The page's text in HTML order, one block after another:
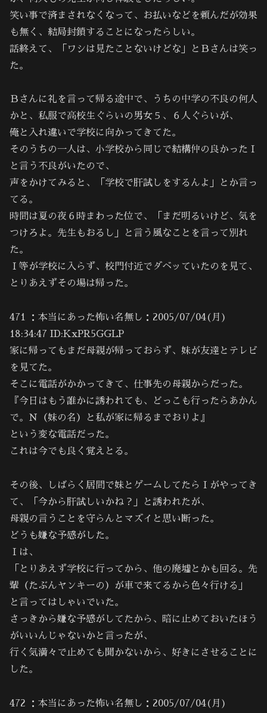
笑い事で済まされなくなって、お払いなどを頼んだが効果
も無く、結局封鎖することになったらしい。
話終えて、「ワシは見たことないけどな」とＢさんは笑っ
た。
Ｂさんに礼を言って帰る途中で、うちの中学の不良の何人
かと、私服で高校生ぐらいの男女５、６人ぐらいが、
俺と入れ違いで学校に向かってきてた。
そのうちの一人は、小学校から同じで結構仲の良かったＩ
と言う不良がいたので、
声をかけてみると、「学校で肝試しをするんよ」とか言っ
てる。
時間は夏の夜６時まわった位で、「まだ明るいけど、気を
つけろよ。先生もおるし」と言う風なことを言って別れ
た。
Ｉ等が学校に入らず、校門付近でダベッていたのを見て、
とりあえずその場は帰った。
471 ：本当にあった怖い名無し：2005/07/04(月)
18:34:47 ID:KxPR5GGLP
家に帰ってもまだ母親が帰っておらず、妹が友達とテレビ
を見てた。
そこに電話がかかってきて、仕事先の母親からだった。
『今日はもう誰かに誘われても、どっこも行ったらあかん
で。Ｎ（妹の名）と私が家に帰るまでおりよ』
という変な電話だった。
これは今でも良く覚えとる。
その後、しばらく居間で妹とゲームしてたらＩがやってき
て、「今から肝試しいかね？」と誘われたが、
母親の言うことを守らんとマズイと思い断った。
どうも嫌な予感がした。
Ｉは、
「とりあえず学校に行ってから、他の廃墟とかも回る。先
輩（たぶんヤンキーの）が車で来てるから色々行ける」
と言ってはしゃいでいた。
さっきから嫌な予感がしてたから、暗に止めておいたほう
がいいんじゃないかと言ったが、
行く気満々で止めても聞かないから、好きにさせることに
した。
472 ：本当にあった怖い名無し：2005/07/04(月)